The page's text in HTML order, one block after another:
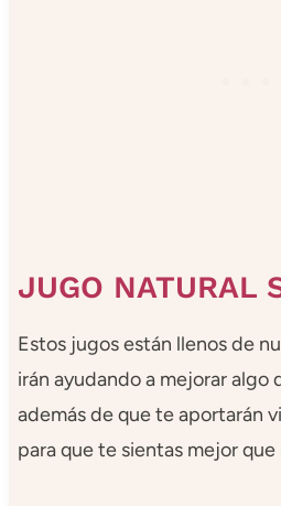
JUGO NATURAL
Estos jugos están llenos de
irán ayudando a mejorar
además de que te aportarán
para que te sientas mejor que